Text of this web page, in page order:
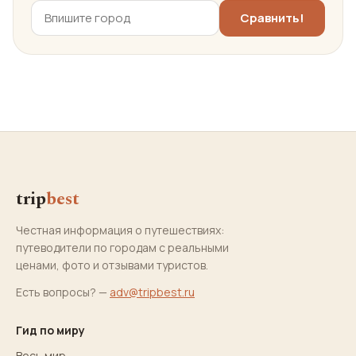
tripbest
Честная информация о путешествиях:
путеводители по городам с реальными
ценами, фото и отзывами туристов.
Есть вопросы? — adv@tripbest.ru
Гид по миру